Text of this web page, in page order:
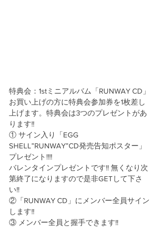
特典会：1stミニアルバム「RUNWAY CD」
お買い上げの方に特典会参加券を1枚差し
上げます。特典会は3つのプレゼントがあ
ります!!
① サイン入り「EGG
SHELL”RUNWAY”CD発売告知ポスター」
プレゼント!!!!
バレンタインプレゼントです!! 無くなり次
第終了になりますので是非GETして下さ
い!!
②「RUNWAY CD」にメンバー全員サイン
します!!
③ メンバー全員と握手できます!!